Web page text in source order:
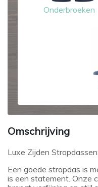
Onderbroeken
Omschrijving
Luxe Zijden
Een goede stropdas is
is een statement. Onze